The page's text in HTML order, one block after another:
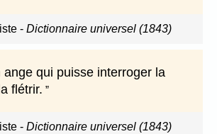
- Dictionnaire universel (1843)
ange qui puisse interroger la
flétrir.
- Dictionnaire universel (1843)